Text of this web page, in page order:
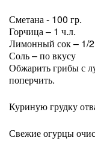
Сметана - 100 гр.
Горчица – 1 ч.л.
Лимонный сок – 1/2
Соль – по вкусу
Обжарить грибы с
поперчить.
Куриную грудку
Свежие огурцы